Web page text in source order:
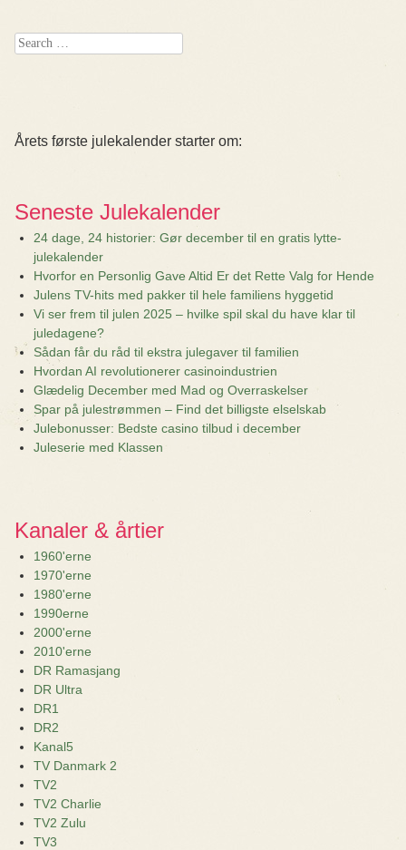
Search
Årets første julekalender starter om:
Seneste Julekalender
24 dage, 24 historier: Gør december til en gratis lytte-
julekalender
Hvorfor en Personlig Gave Altid Er det Rette Valg for Hende
Julens TV-hits med pakker til hele familiens hyggetid
Vi ser frem til julen 2025 – hvilke spil skal du have klar til
juledagene?
Sådan får du råd til ekstra julegaver til familien
Hvordan AI revolutionerer casinoindustrien
Glædelig December med Mad og Overraskelser
Spar på julestrømmen – Find det billigste elselskab
Julebonusser: Bedste casino tilbud i december
Juleserie med Klassen
Kanaler & årtier
1960'erne
1970'erne
1980'erne
1990erne
2000'erne
2010'erne
DR Ramasjang
DR Ultra
DR1
DR2
Kanal5
TV Danmark 2
TV2
TV2 Charlie
TV2 Zulu
TV3